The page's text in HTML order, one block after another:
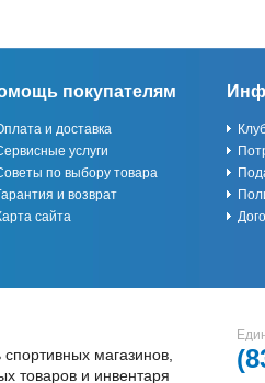
покупателям
и доставка
услуги
по выбору товара
и возврат
сайта
магазинов,
товаров и инвентаря